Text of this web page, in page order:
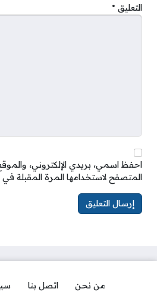
التعليق *
احفظ اسمي، بريدي الإلكتروني،
المتصفح لاستخدامها المرة المقبلة في
من نحن اتصل بنا